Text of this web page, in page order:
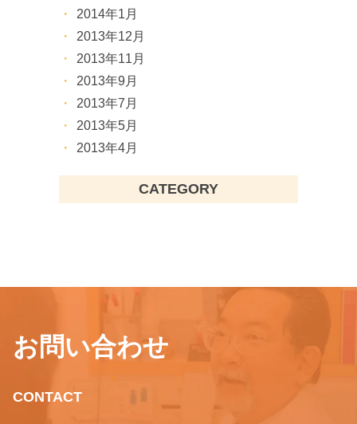
2014年1月
2013年12月
2013年11月
2013年9月
2013年7月
2013年5月
2013年4月
CATEGORY
お問い合わせ
CONTACT